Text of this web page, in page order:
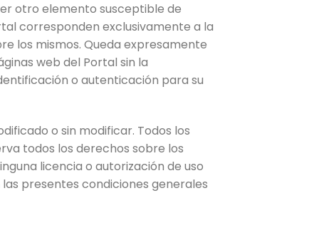
otro elemento susceptible de
corresponden exclusivamente a la
los mismos. Queda expresamente
web del Portal sin la
o autenticación para su
o sin modificar. Todos los
todos los derechos sobre los
licencia o autorización de uso
presentes condiciones generales